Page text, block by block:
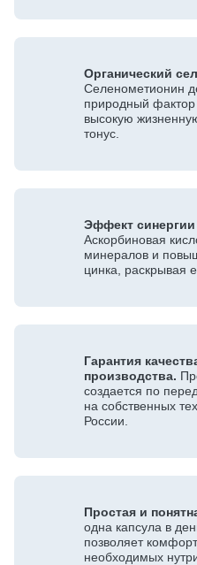
Органический
Селенометионин
природный
высокую
тонус.
Эффект
Аскорбиновая
минералов и
цинка, раскрывая
Гарантия
производства.
создается по
на собственных
России.
Простая и
одна капсула в
позволяет
необходимых